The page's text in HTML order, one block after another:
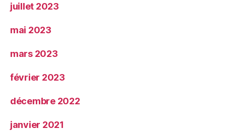
juillet 2023
mai 2023
mars 2023
février 2023
décembre 2022
janvier 2021